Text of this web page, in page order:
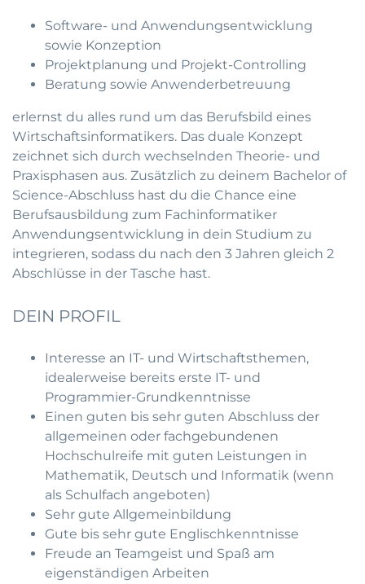
Software- und Anwendungsentwicklung
sowie Konzeption
Projektplanung und Projekt-Controlling
Beratung sowie Anwenderbetreuung
erlernst du alles rund um das Berufsbild eines
Wirtschaftsinformatikers. Das duale Konzept
zeichnet sich durch wechselnden Theorie- und
Praxisphasen aus. Zusätzlich zu deinem Bachelor of
Science-Abschluss hast du die Chance eine
Berufsausbildung zum Fachinformatiker
Anwendungsentwicklung in dein Studium zu
integrieren, sodass du nach den 3 Jahren gleich 2
Abschlüsse in der Tasche hast.
DEIN PROFIL
Interesse an IT- und Wirtschaftsthemen,
idealerweise bereits erste IT- und
Programmier-Grundkenntnisse
Einen guten bis sehr guten Abschluss der
allgemeinen oder fachgebundenen
Hochschulreife mit guten Leistungen in
Mathematik, Deutsch und Informatik (wenn
als Schulfach angeboten)
Sehr gute Allgemeinbildung
Gute bis sehr gute Englischkenntnisse
Freude an Teamgeist und Spaß am
eigenständigen Arbeiten